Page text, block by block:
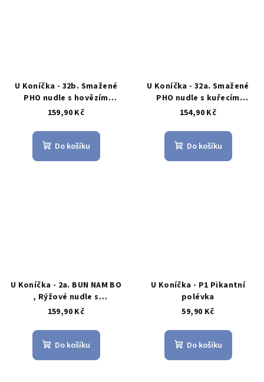
U Koníčka - 32b. Smažené
PHO nudle s hovězím
masem
159,90 Kč
Do košíku
U Koníčka - 32a. Smažené
PHO nudle s kuřecím
masem
154,90 Kč
Do košíku
U Koníčka - 2a. BUN NAM BO
, Rýžové nudle s
restovaným kuřecím
salátem a omáčkou
159,90 Kč
Do košíku
U Koníčka - P1 Pikantní
polévka
59,90 Kč
Do košíku